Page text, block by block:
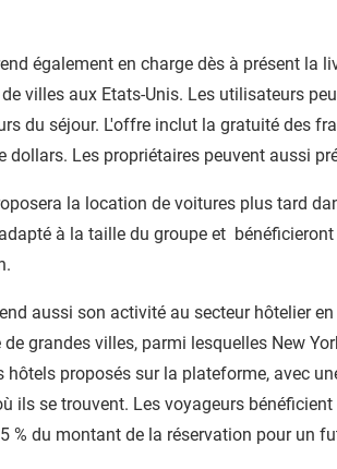
également en charge dès à présent la
villes aux Etats-Unis. Les utilisateurs
du séjour. L'offre inclut la gratuité des
dollars. Les propriétaires peuvent aussi
la location de voitures plus tard
à la taille du groupe et
aussi son activité au secteur hôtelier
grandes villes, parmi lesquelles New
hôtels proposés sur la plateforme, avec
ils se trouvent. Les voyageurs
% du montant de la réservation pour un